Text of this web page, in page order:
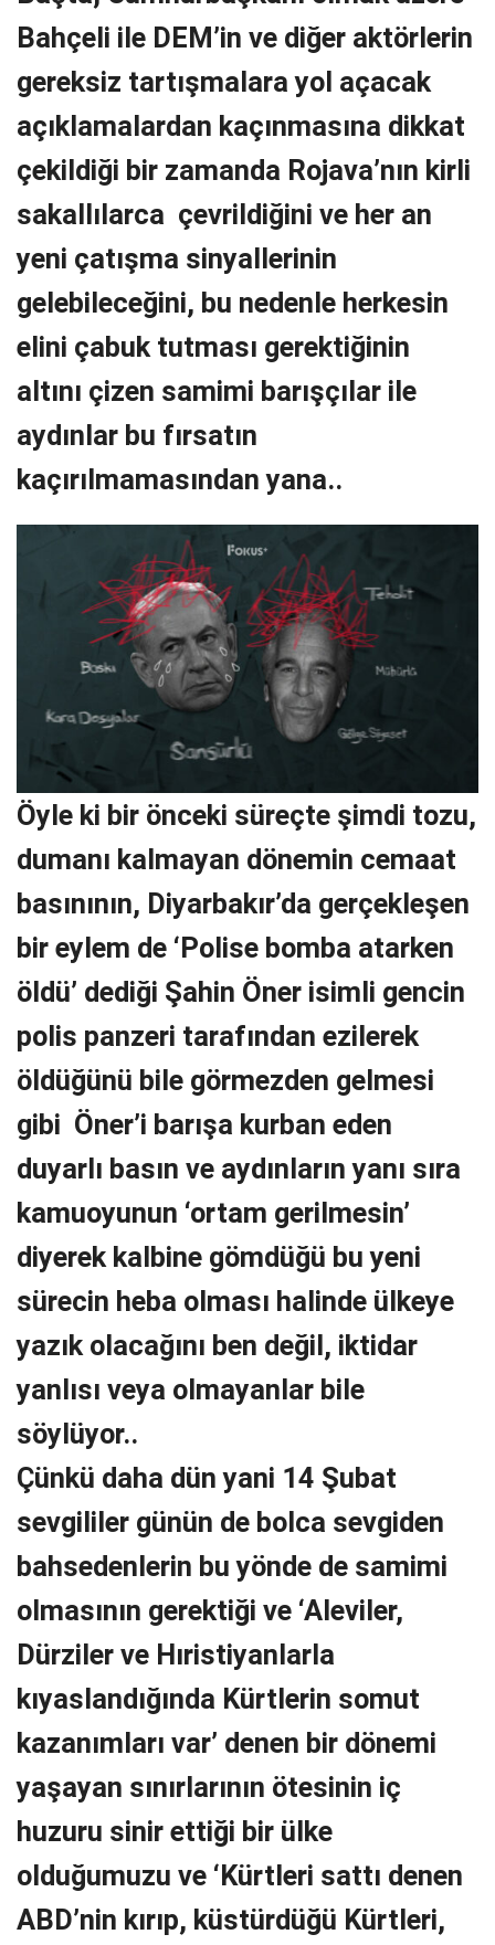
Bahçeli ile DEM’in ve diğer aktörlerin
gereksiz tartışmalara yol açacak
açıklamalardan kaçınmasına dikkat
çekildiği bir zamanda Rojava’nın kirli
sakallılarca çevrildiğini ve her an
yeni çatışma sinyallerinin
gelebileceğini, bu nedenle herkesin
elini çabuk tutması gerektiğinin
altını çizen samimi barışçılar ile
aydınlar bu fırsatın
kaçırılmamasından yana..
Öyle ki bir önceki süreçte şimdi tozu,
dumanı kalmayan dönemin cemaat
basınının, Diyarbakır’da gerçekleşen
bir eylem de ‘Polise bomba atarken
öldü’ dediği Şahin Öner isimli gencin
polis panzeri tarafından ezilerek
öldüğünü bile görmezden gelmesi
gibi Öner’i barışa kurban eden
duyarlı basın ve aydınların yanı sıra
kamuoyunun ‘ortam gerilmesin’
diyerek kalbine gömdüğü bu yeni
sürecin heba olması halinde ülkeye
yazık olacağını ben değil, iktidar
yanlısı veya olmayanlar bile
söylüyor..
Çünkü daha dün yani 14 Şubat
sevgililer günün de bolca sevgiden
bahsedenlerin bu yönde de samimi
olmasının gerektiği ve ‘Aleviler,
Dürziler ve Hıristiyanlarla
kıyaslandığında Kürtlerin somut
kazanımları var’ denen bir dönemi
yaşayan sınırlarının ötesinin iç
huzuru sinir ettiği bir ülke
olduğumuzu ve ‘Kürtleri sattı denen
ABD’nin kırıp, küstürdüğü Kürtleri,